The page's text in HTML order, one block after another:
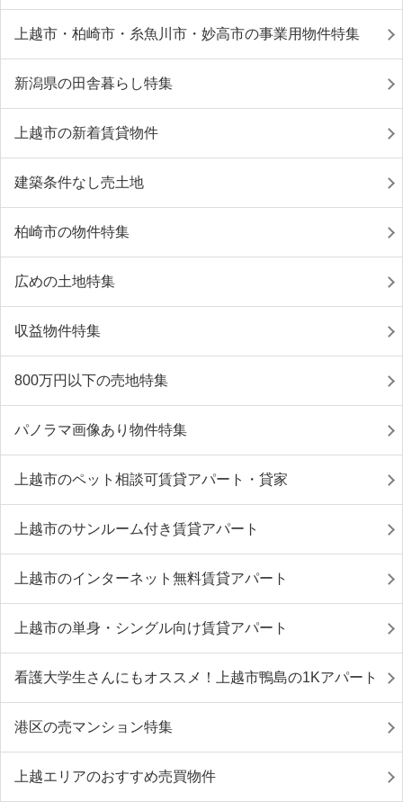
上越市・柏崎市・糸魚川市・妙高市の事業用物件特集
新潟県の田舎暮らし特集
上越市の新着賃貸物件
建築条件なし売土地
柏崎市の物件特集
広めの土地特集
収益物件特集
800万円以下の売地特集
パノラマ画像あり物件特集
上越市のペット相談可賃貸アパート・貸家
上越市のサンルーム付き賃貸アパート
上越市のインターネット無料賃貸アパート
上越市の単身・シングル向け賃貸アパート
看護大学生さんにもオススメ！上越市鴨島の1Kアパート
港区の売マンション特集
上越エリアのおすすめ売買物件